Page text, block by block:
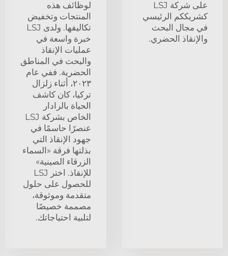
على شركة LSJ
كشريككم الرئيسي
في مجال البحث
والإنقاذ الحضري.
لوظائف هذه
المنتجات وتخفيض
تكاليفها. ولدى LSJ
خبرة واسعة في
عمليات الإنقاذ
والبحث في المناطق
الحضرية. ففي عام
٢٠٢٣، أثناء زلزال
تركيا، كان كاشف
الحياة بالرادار
الخاص بشركة LSJ
عنصرًا حاسمًا في
جهود الإنقاذ التي
بذلتها فرقة «السماء
الزرقاء الصينية»
للإنقاذ. اختر LSJ
للحصول على حلول
متقدمة وموثوقة،
مصممة خصيصًا
لتلبية احتياجاتك.